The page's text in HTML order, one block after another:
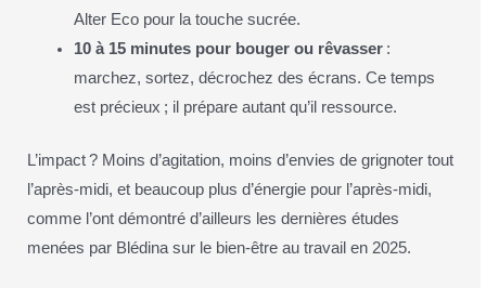
Alter Eco pour la touche sucrée.
10 à 15 minutes pour bouger ou rêvasser :
marchez, sortez, décrochez des écrans. Ce temps
est précieux ; il prépare autant qu’il ressource.
L’impact ? Moins d’agitation, moins d’envies de grignoter tout
l’après-midi, et beaucoup plus d’énergie pour l’après-midi,
comme l’ont démontré d’ailleurs les dernières études
menées par Blédina sur le bien-être au travail en 2025.